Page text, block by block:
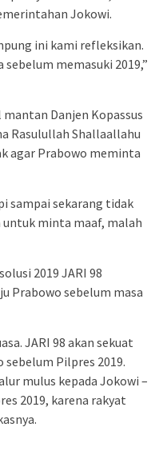
Jokowi.
ini kami refleksikan.
memasuki 2019,”
Danjen Kopassus
Rasulullah Shallaallahu
agar Prabowo meminta
sampai sekarang tidak
untuk minta maaf, malah
2019 JARI 98
Prabowo sebelum masa
JARI 98 akan sekuat
Pilpres 2019.
mulus kepada Jokowi –
2019, karena rakyat